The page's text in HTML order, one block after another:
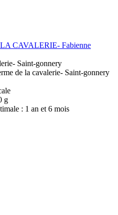
CAVALERIE- Fabienne
Saint-gonnery
de la cavalerie- Saint-gonnery
g
: 1 an et 6 mois